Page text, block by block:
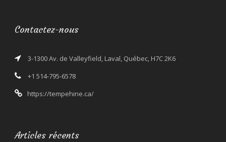
Contactez-nous
3-1300 Av. de Valleyfield, Laval, Québec, H7C 2K6
+1 514-795-6578
https://tempehine.ca/
Articles récents